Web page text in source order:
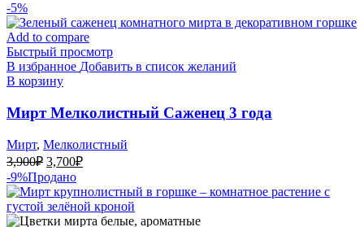
-5%
Add to compare
Быстрый просмотр
В избранное Добавить в список желаний
В корзину
Мирт Мелколистный Саженец 3 года
Мирт, Мелколистный
3,900₽ Первоначальная
цена
составляла
3,900₽.
3,700₽Текущая
3,700₽.
-9%Продано